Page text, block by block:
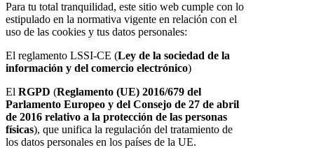
Para tu total tranquilidad, este sitio web cumple con lo
estipulado en la normativa vigente en relación con el
uso de las cookies y tus datos personales:
El reglamento LSSI-CE (Ley de la sociedad de la
información y del comercio electrónico)
El RGPD (Reglamento (UE) 2016/679 del
Parlamento Europeo y del Consejo de 27 de abril
de 2016 relativo a la protección de las personas
físicas), que unifica la regulación del tratamiento de
los datos personales en los países de la UE.